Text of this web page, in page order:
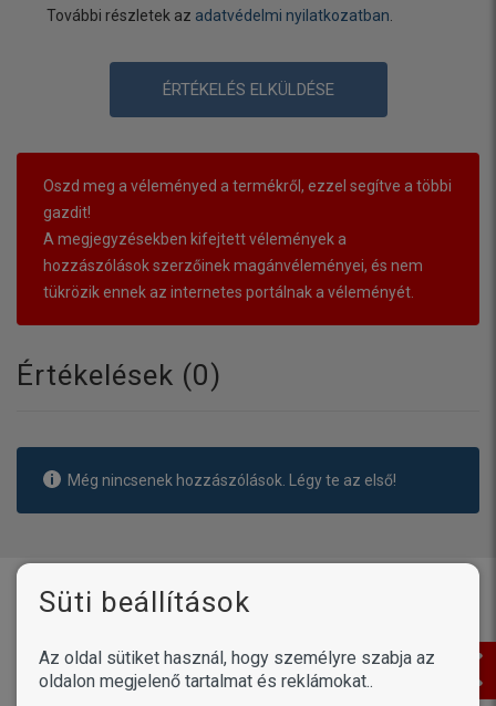
További részletek az adatvédelmi nyilatkozatban
ÉRTÉKELÉS ELKÜLDÉSE
Oszd meg a véleményed a termékről, ezzel segítve a többi
gazdit!
A megjegyzésekben kifejtett vélemények a
hozzászólások szerzőinek magánvéleményei, és nem
tükrözik ennek az internetes portálnak a véleményét.
Értékelések (0)
Még nincsenek hozzászólások. Légy te az első!
Vásárlóink írták
Termékek /Petosan ujjra húzható
fogtisztító kendő
Süti beállítások
Az oldal sütiket használ, hogy személyre szabja az
oldalon megjelenő tartalmat és reklámokat..